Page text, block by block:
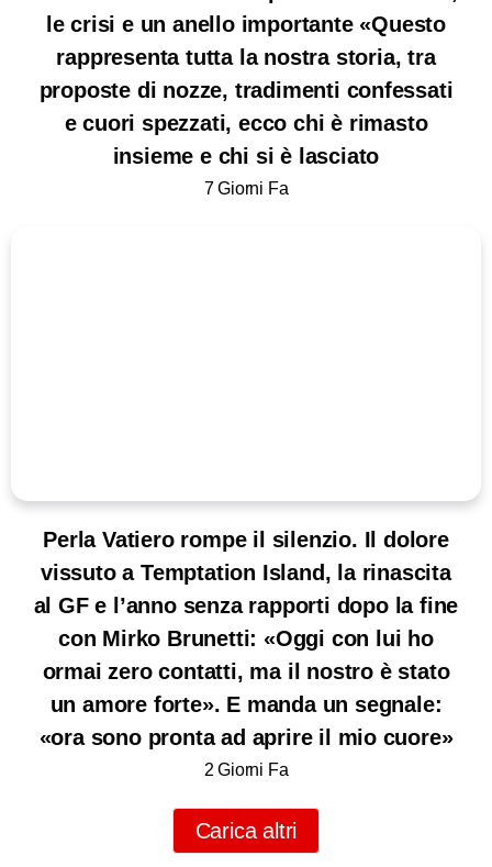
le crisi e un anello importante «Questo
rappresenta tutta la nostra storia, tra
proposte di nozze, tradimenti confessati
e cuori spezzati, ecco chi è rimasto
insieme e chi si è lasciato
7 Giorni Fa
Perla Vatiero rompe il silenzio. Il dolore
vissuto a Temptation Island, la rinascita
al GF e l’anno senza rapporti dopo la fine
con Mirko Brunetti: «Oggi con lui ho
ormai zero contatti, ma il nostro è stato
un amore forte». E manda un segnale:
«ora sono pronta ad aprire il mio cuore»
2 Giorni Fa
Carica altri